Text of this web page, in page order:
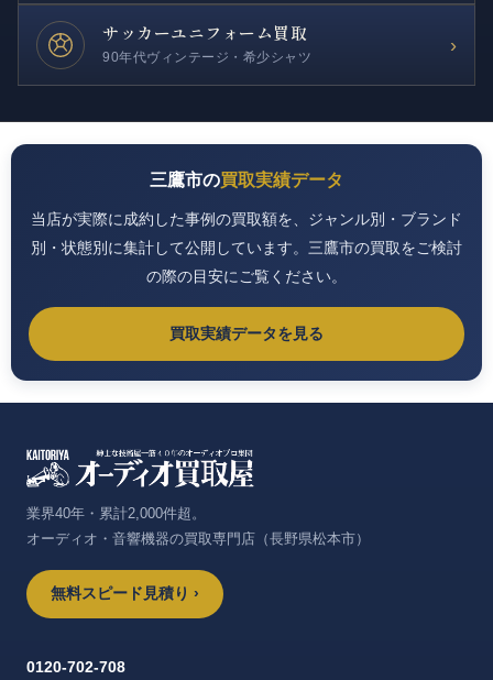
サッカーユニフォーム買取
90年代ヴィンテージ・希少シャツ
›
三鷹市の買取実績データ
当店が実際に成約した事例の買取額を、ジャンル別・ブランド
別・状態別に集計して公開しています。三鷹市の買取をご検討
の際の目安にご覧ください。
買取実績データを見る
業界40年・累計2,000件超。
オーディオ・音響機器の買取専門店（長野県松本市）
無料スピード見積り ›
0120-702-708